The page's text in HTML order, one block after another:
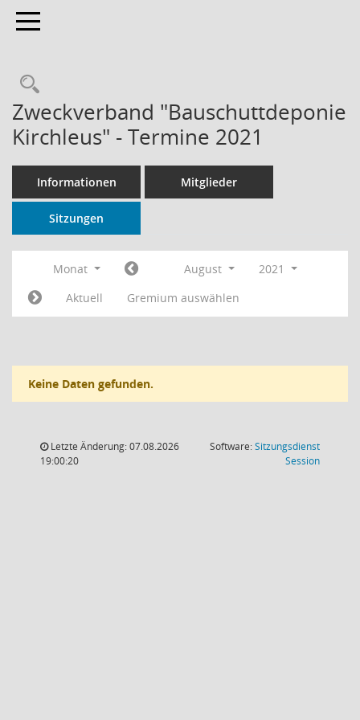
Toggle navigation
Rechercheauswahl
Zweckverband "Bauschuttdeponie
Kirchleus" - Termine 2021
Informationen Mitglieder
Sitzungen
Monat August
2021
Aktuell
Gremium auswählen
Keine Daten gefunden.
Letzte Änderung: 07.08.2026
19:00:20
Software:Sitzungsdienst
Session(Wird in